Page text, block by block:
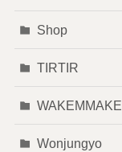
Shop
TIRTIR
WAKEMMAKE
Wonjungyo